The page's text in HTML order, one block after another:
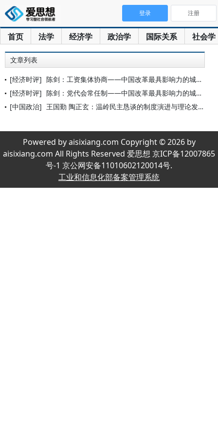
首页 法学 经济学 政治学 国际关系 社会学
登录 注册
文章列表
[经济时评] 陈剑：工资集体协商——中国改革最具影响力的城市，为什么是温岭
[经济时评] 陈剑：党代会常任制——中国改革最具影响力的城市，为什么是温岭
[中国政治] 王国勤 陶正玄：温岭民主恳谈的制度演进与理论发展
Powered by aisixiang.com Copyright © 2026 by
aisixiang.com All Rights Reserved 爱思想 京ICP备12007865
号-1 京公网安备11010602120014号.
工业和信息化部备案管理系统